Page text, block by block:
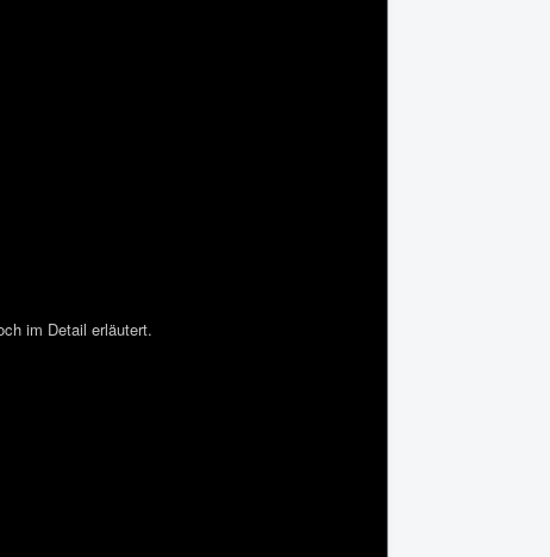
im Detail erläutert.